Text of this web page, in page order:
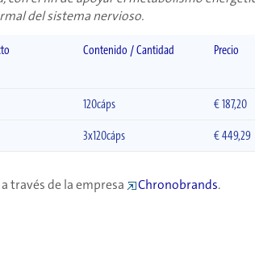
del sistema nervioso.
Contenido / Cantidad Precio
120cáps €187,20
3x120cáps €449,29
través de la empresa Chronobrands.